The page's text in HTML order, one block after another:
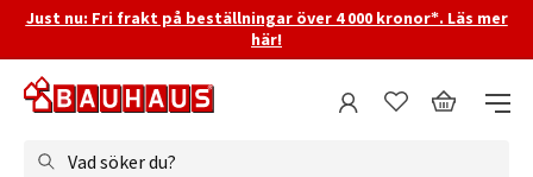
Just nu: Fri frakt på beställningar över 4 000 kronor*. Läs mer
här!
Vad söker du?